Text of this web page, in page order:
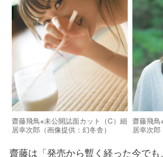
齋藤飛鳥※未公開誌面カット（C）細
居幸次郎（画像提供：幻冬舎）
齋藤飛鳥
居幸次郎
齋藤は「発売から暫く経った今で